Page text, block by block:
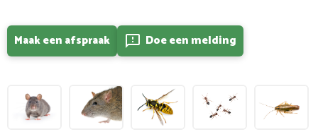
Maak een afspraak feedback Doe een melding